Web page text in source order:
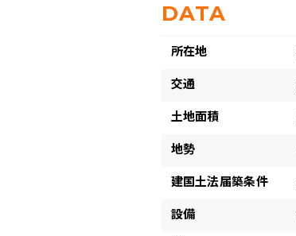
DATA
所在地
交通
土地面積
地勢
建国土法届築条件
設備